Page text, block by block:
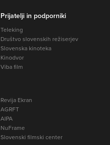
Prijatelji in podporniki
Teleking
Društvo slovenskih režiserjev
Slovenska kinoteka
Kinodvor
Viba film
Revija Ekran
AGRFT
AIPA
NuFrame
Slovenski filmski center